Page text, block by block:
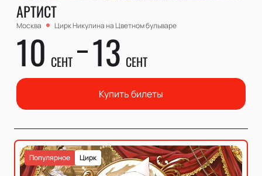
АРТИСТ
Москва Цирк Никулина на Цветном бульваре
10 СЕНТ 13 СЕНТ
Купить билеты
Цирк
Популярное